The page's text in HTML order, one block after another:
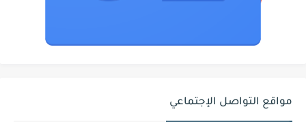
مواقع التواصل الإجتماعي